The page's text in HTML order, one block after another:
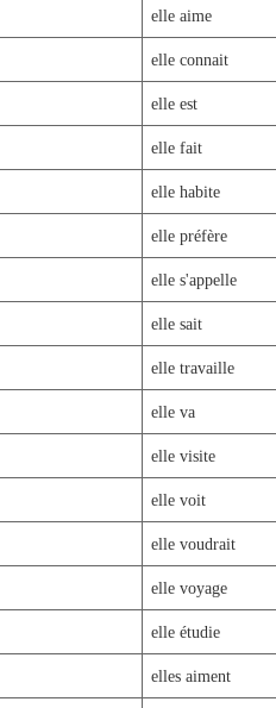
elle aime
elle connait
elle est
elle fait
elle habite
elle préfère
elle s'appelle
elle sait
elle travaille
elle va
elle visite
elle voit
elle voudrait
elle voyage
elle étudie
elles aiment